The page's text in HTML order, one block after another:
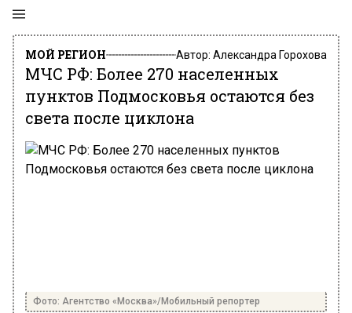
МОЙ РЕГИОН Автор: Александра Горохова
МЧС РФ: Более 270 населенных
пунктов Подмосковья остаются без
света после циклона
Фото: Агентство «Москва»/Мобильный репортер